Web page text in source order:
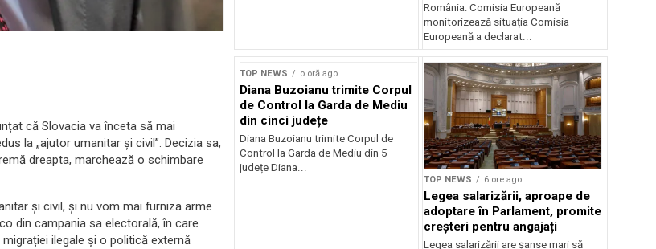
că Slovacia va înceta să mai
la „ajutor umanitar și civil”. Decizia sa,
dreapta, marchează o schimbare
și civil, și nu vom mai furniza arme
din campania sa electorală, în care
ilegale și o politică externă
România: Comisia Europeană
monitorizează situația Comisia
Europeană a declarat...
TOP NEWS o oră ago
Diana Buzoianu trimite Corpul
de Control la Garda de Mediu
din cinci județe
Diana Buzoianu trimite Corpul de
Control la Garda de Mediu din 5
județe Diana...
TOP NEWS 6 ore ago
Legea salarizării, aproape de
adoptare în Parlament, promite
creșteri pentru angajați
Legea salarizării are șanse mari să